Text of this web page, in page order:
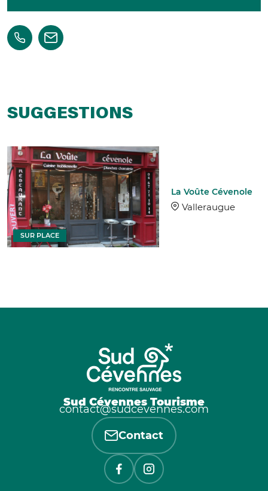
SUGGESTIONS
La Voûte Cévenole
Valleraugue
SUR PLACE
Sud Cévennes Tourisme
contact@sudcevennes.com
Contact